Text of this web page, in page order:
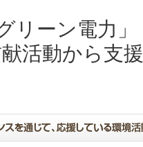
リーン電力
活動から支